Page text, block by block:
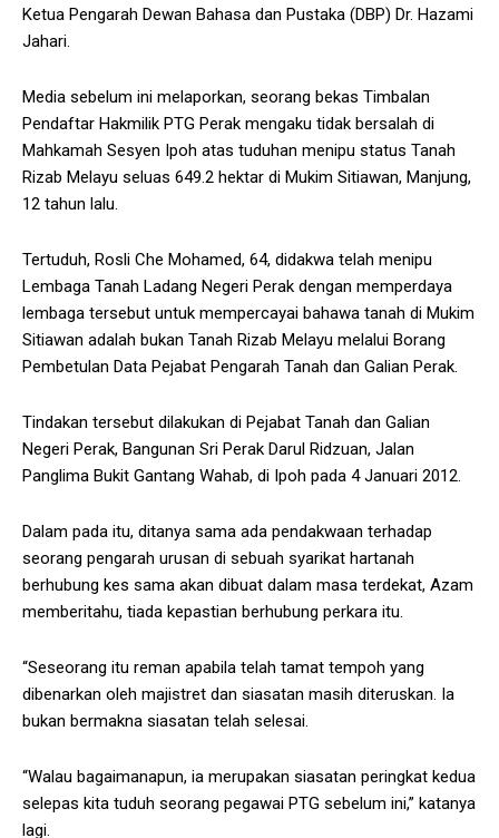
Ketua Pengarah Dewan Bahasa dan Pustaka (DBP) Dr. Hazami
Jahari.
Media sebelum ini melaporkan, seorang bekas Timbalan
Pendaftar Hakmilik PTG Perak mengaku tidak bersalah di
Mahkamah Sesyen Ipoh atas tuduhan menipu status Tanah
Rizab Melayu seluas 649.2 hektar di Mukim Sitiawan, Manjung,
12 tahun lalu.
Tertuduh, Rosli Che Mohamed, 64, didakwa telah menipu
Lembaga Tanah Ladang Negeri Perak dengan memperdaya
lembaga tersebut untuk mempercayai bahawa tanah di Mukim
Sitiawan adalah bukan Tanah Rizab Melayu melalui Borang
Pembetulan Data Pejabat Pengarah Tanah dan Galian Perak.
Tindakan tersebut dilakukan di Pejabat Tanah dan Galian
Negeri Perak, Bangunan Sri Perak Darul Ridzuan, Jalan
Panglima Bukit Gantang Wahab, di Ipoh pada 4 Januari 2012.
Dalam pada itu, ditanya sama ada pendakwaan terhadap
seorang pengarah urusan di sebuah syarikat hartanah
berhubung kes sama akan dibuat dalam masa terdekat, Azam
memberitahu, tiada kepastian berhubung perkara itu.
“Seseorang itu reman apabila telah tamat tempoh yang
dibenarkan oleh majistret dan siasatan masih diteruskan. Ia
bukan bermakna siasatan telah selesai.
“Walau bagaimanapun, ia merupakan siasatan peringkat kedua
selepas kita tuduh seorang pegawai PTG sebelum ini,” katanya
lagi.